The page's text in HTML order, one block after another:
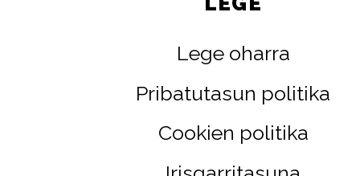
Lege oharra
Pribatutasun politika
Cookien politika